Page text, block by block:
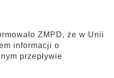
ZMPD, że w Unii
informacji o
przepływie